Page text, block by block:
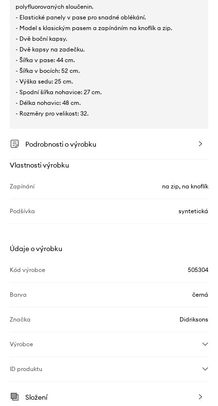
polyfluorovaných sloučenin.
- Elastické panely v pase pro snadné oblékání.
- Model s klasickým pasem a zapínáním na knoflík a zip.
- Dvě boční kapsy.
- Dvě kapsy na zadečku.
- Šířka v pase: 44 cm.
- Šířka v bocích: 52 cm.
- Výška sedu: 25 cm.
- Spodní šířka nohavice: 27 cm.
- Délka nohavic: 48 cm.
- Rozměry pro velikost: 32.
Podrobnosti o výrobku
Vlastnosti výrobku
Zapínání na zip, na knoflík
Podšívka syntetická
Údaje o výrobku
Kód výrobce 505304
Barva černá
Značka Didriksons
Výrobce
ID produktu
Složení